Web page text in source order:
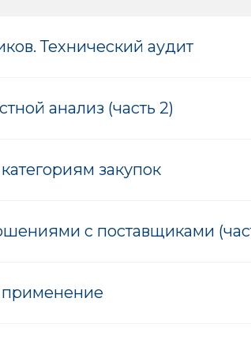
Технический аудит
анализ (часть 2)
закупок
с поставщиками
применение